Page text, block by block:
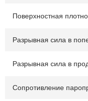
Поверхностная
Разрывная сила в
Разрывная сила в
Сопротивление